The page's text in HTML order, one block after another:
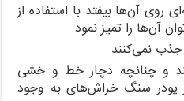
روی آن‌ها بیفتد با استفاده از
آن‌ها را تمیز نمود.
نمی‌کنند
و چنانچه دچار خط و خشی
پودر سنگ خراش‌های به وجود